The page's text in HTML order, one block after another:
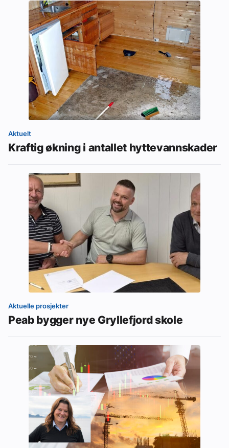
Aktuelt
Kraftig økning i antallet hyttevannskader
Aktuelle prosjekter
Peab bygger nye Gryllefjord skole